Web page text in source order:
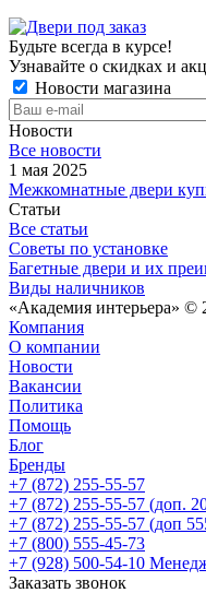
Будьте всегда в курсе!
Узнавайте о скидках и
Новости магазина
Новости
Все новости
1 мая 2025
Межкомнатные двери
Статьи
Все статьи
Советы по установке
Багетные двери и их
Виды наличников
«Академия интерьера» ©
Компания
О компании
Новости
Вакансии
Политика
Помощь
Блог
Бренды
+7 (872) 255-55-57
+7 (872) 255-55-57 (доп.
+7 (872) 255-55-57 (доп
+7 (800) 555-45-73
+7 (928) 500-54-10
Заказать звонок